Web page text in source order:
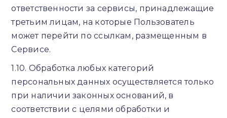
ответственности за сервисы, принадлежащие
третьим лицам, на которые Пользователь
может перейти по ссылкам, размещенным в
Сервисе.
1.10. Обработка любых категорий
персональных данных осуществляется только
при наличии законных оснований, в
соответствии с целями обработки и